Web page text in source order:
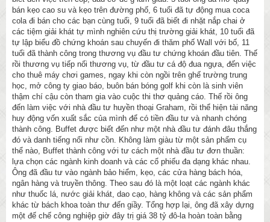
bán kẹo cao su và kẹo trên đường phố, 6 tuổi đã tự động mua coca
cola đi bán cho các bạn cùng tuổi, 9 tuổi đã biết đi nhặt nắp chai ở
các tiệm giải khát tự mình nghiên cứu thị trường giải khát, 10 tuổi đã
tự lập biểu đồ chứng khoán sau chuyến đi thăm phố Wall với bố, 11
tuổi đã thành công trong thương vụ đầu tư chứng khoán đầu tiên. Thế
rồi thương vụ tiếp nối thương vụ, từ đầu tư cá độ đua ngựa, đến việc
cho thuê máy chơi games, ngay khi còn ngồi trên ghế trường trung
học, mở công ty giao báo, buôn bán bóng golf khi còn là sinh viên
thậm chí cậu còn tham gia vào cuộc thi thơ quảng cáo. Thế rồi ông
đến làm việc với nhà đầu tư huyền thoại Graham, rồi thể hiện tài năng
huy động vốn xuất sắc của mình để có tiền đầu tư và nhanh chóng
thành công. Buffet được biết đến như một nhà đầu tư đánh đâu thắng
đó và danh tiếng nổi như cồn. Không làm giàu từ một sản phẩm cụ
thể nào, Buffet thành công với tư cách một nhà đầu tư đơn thuần:
lựa chọn các ngành kinh doanh và các cổ phiếu đa dạng khác nhau.
Ông đã đầu tư vào ngành bảo hiểm, kẹo, các cửa hàng bách hóa,
ngân hàng và truyền thông. Theo sau đó là một loạt các ngành khác
như thuốc lá, nước giải khát, dao cạo, hàng không và các sản phẩm
khác từ bách khoa toàn thư đến giầy. Tổng hợp lại, ông đã xây dựng
một đế chế công nghiệp giờ đây trị giá 38 tỷ đô-la hoàn toàn bằng